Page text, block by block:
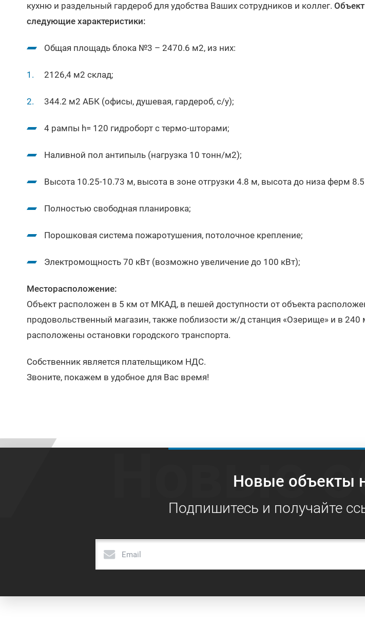
кухню и раздельный гардероб для удобства Ваших сотрудников и коллег.
следующие характеристики:
Общая площадь блока №3 – 2470.6 м2, из них:
2126,4 м2 склад;
344.2 м2 АБК (офисы, душевая, гардероб, с/у);
4 рампы h= 120 гидроборт с термо-шторами;
Наливной пол антипыль (нагрузка 10 тонн/м2);
Высота 10.25-10.73 м, высота в зоне отгрузки 4.8 м, высота до низа ферм
Полностью свободная планировка;
Порошковая система пожаротушения, потолочное крепление;
Электромощность 70 кВт (возможно увеличение до 100 кВт);
Месторасположение:
Объект расположен в 5 км от МКАД, в пешей доступности от объекта
продовольственный магазин, также поблизости ж/д станция «Озерище» и в 240
расположены остановки городского транспорта.
Собственник является плательщиком НДС.
Звоните, покажем в удобное для Вас время!
Новые объекты
Новые
Подпишитесь и получайте